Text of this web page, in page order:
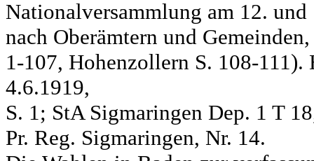
Nationalversammlung am 12. und
nach Oberämtern und
1-107, Hohenzollern S. 108-
4.6.1919,
S. 1; StA Sigmaringen Dep. 1 T
Pr. Reg. Sigmaringen, Nr. 14.